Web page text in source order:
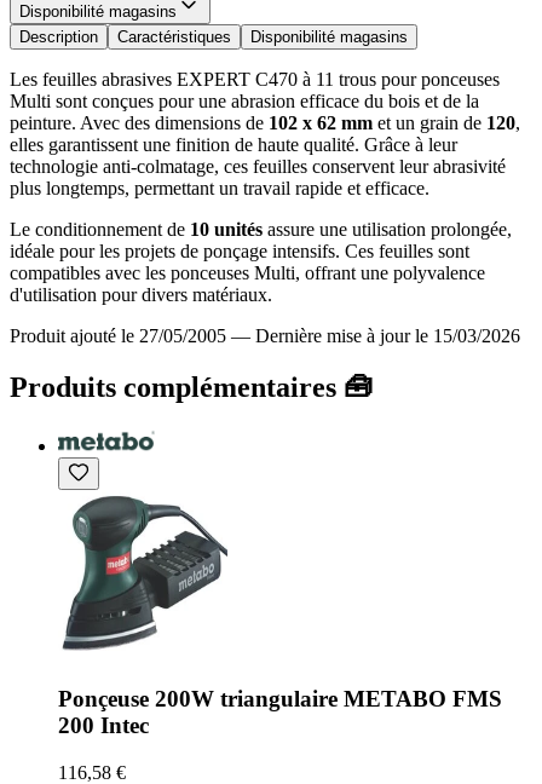
Disponibilité magasins
Description
Caractéristiques Disponibilité magasins
Les feuilles abrasives EXPERT C470 à 11 trous pour ponceuses
Multi sont conçues pour une abrasion efficace du bois et de la
peinture. Avec des dimensions de 102 x 62 mm et un grain de 120,
elles garantissent une finition de haute qualité. Grâce à leur
technologie anti-colmatage, ces feuilles conservent leur abrasivité
plus longtemps, permettant un travail rapide et efficace.
Le conditionnement de 10 unités assure une utilisation prolongée,
idéale pour les projets de ponçage intensifs. Ces feuilles sont
compatibles avec les ponceuses Multi, offrant une polyvalence
d'utilisation pour divers matériaux.
Produit ajouté le 27/05/2005 — Dernière mise à jour le 15/03/2026
Produits complémentaires 🧰
Ponçeuse 200W triangulaire METABO FMS
200 Intec
116,58 €